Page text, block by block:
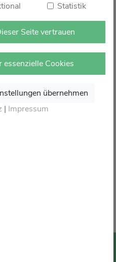
für Sie da. Direkt
Service rund um Ihre
Statistik
Seite vertrauen
Cookies
übernehmen
| Impressum